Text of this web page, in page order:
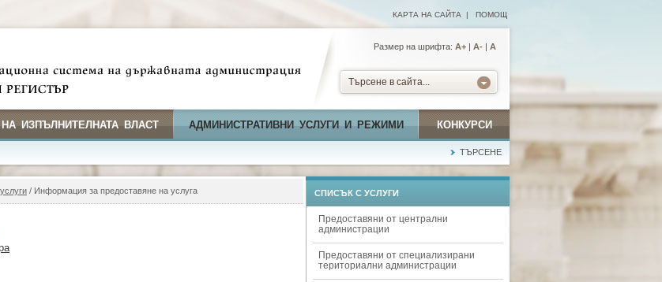
КАРТА НА САЙТА | ПОМОЩ
Размер на шрифта: А+ | A- | A
Търсене в сайта...
ИЗПЪЛНИТЕЛНАТА ВЛАСТ АДМИНИСТРАТИВНИ УСЛУГИ И РЕЖИМИ КОНКУРСИ
ТЪРСЕНЕ
/ Информация за предоставяне на услуга СПИСЪК С УСЛУГИ
Предоставяни от централни
администрации
Предоставяни от специализирани
териториални администрации